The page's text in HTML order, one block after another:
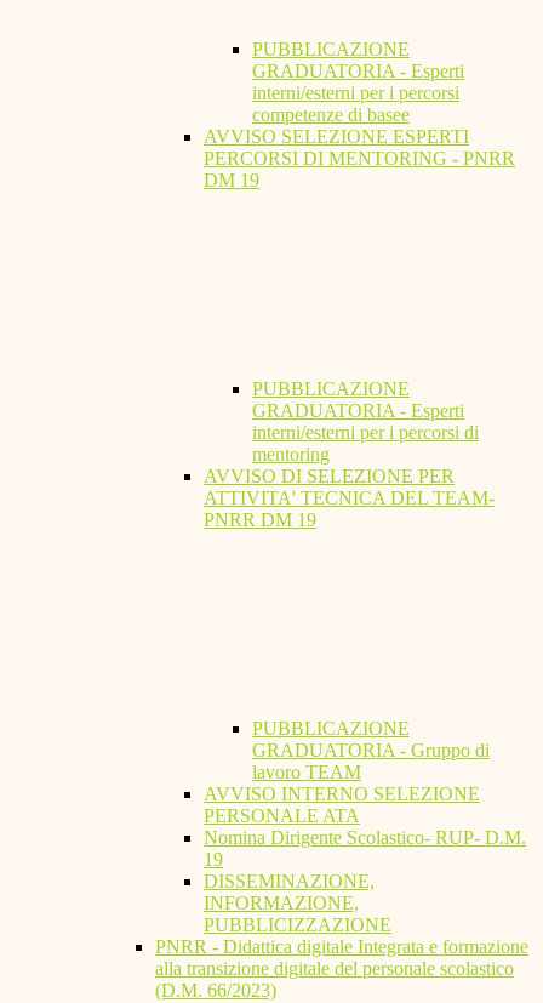
PUBBLICAZIONE
GRADUATORIA - Esperti
interni/esterni per i percorsi
competenze di basee
AVVISO SELEZIONE ESPERTI
PERCORSI DI MENTORING - PNRR
DM 19
PUBBLICAZIONE
GRADUATORIA - Esperti
interni/esterni per i percorsi di
mentoring
AVVISO DI SELEZIONE PER
ATTIVITA' TECNICA DEL TEAM-
PNRR DM 19
PUBBLICAZIONE
GRADUATORIA - Gruppo di
lavoro TEAM
AVVISO INTERNO SELEZIONE
PERSONALE ATA
Nomina Dirigente Scolastico- RUP- D.M.
19
DISSEMINAZIONE,
INFORMAZIONE,
PUBBLICIZZAZIONE
PNRR - Didattica digitale Integrata e formazione
alla transizione digitale del personale scolastico
(D.M. 66/2023)